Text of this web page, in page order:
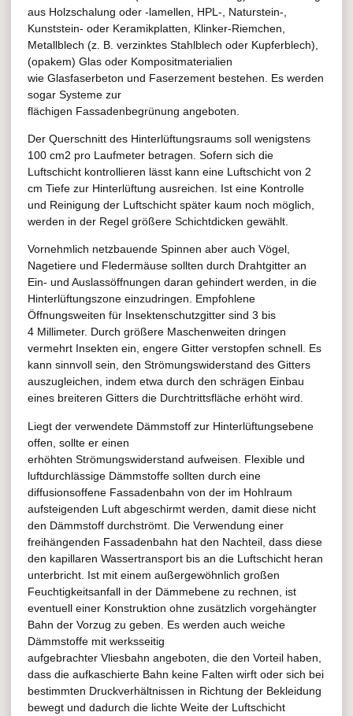
aus Holzschalung oder -lamellen, HPL-, Naturstein-,
Kunststein- oder Keramikplatten, Klinker-Riemchen,
Metallblech (z. B. verzinktes Stahlblech oder Kupferblech),
(opakem) Glas oder Kompositmaterialien
wie Glasfaserbeton und Faserzement bestehen. Es werden
sogar Systeme zur
flächigen Fassadenbegrünung angeboten.
Der Querschnitt des Hinterlüftungsraums soll wenigstens
100 cm2 pro Laufmeter betragen. Sofern sich die
Luftschicht kontrollieren lässt kann eine Luftschicht von 2
cm Tiefe zur Hinterlüftung ausreichen. Ist eine Kontrolle
und Reinigung der Luftschicht später kaum noch möglich,
werden in der Regel größere Schichtdicken gewählt.
Vornehmlich netzbauende Spinnen aber auch Vögel,
Nagetiere und Fledermäuse sollten durch Drahtgitter an
Ein- und Auslassöffnungen daran gehindert werden, in die
Hinterlüftungszone einzudringen. Empfohlene
Öffnungsweiten für Insektenschutzgitter sind 3 bis
4 Millimeter. Durch größere Maschenweiten dringen
vermehrt Insekten ein, engere Gitter verstopfen schnell. Es
kann sinnvoll sein, den Strömungswiderstand des Gitters
auszugleichen, indem etwa durch den schrägen Einbau
eines breiteren Gitters die Durchtrittsfläche erhöht wird.
Liegt der verwendete Dämmstoff zur Hinterlüftungsebene
offen, sollte er einen
erhöhten Strömungswiderstand aufweisen. Flexible und
luftdurchlässige Dämmstoffe sollten durch eine
diffusionsoffene Fassadenbahn von der im Hohlraum
aufsteigenden Luft abgeschirmt werden, damit diese nicht
den Dämmstoff durchströmt. Die Verwendung einer
freihängenden Fassadenbahn hat den Nachteil, dass diese
den kapillaren Wassertransport bis an die Luftschicht heran
unterbricht. Ist mit einem außergewöhnlich großen
Feuchtigkeitsanfall in der Dämmebene zu rechnen, ist
eventuell einer Konstruktion ohne zusätzlich vorgehängter
Bahn der Vorzug zu geben. Es werden auch weiche
Dämmstoffe mit werksseitig
aufgebrachter Vliesbahn angeboten, die den Vorteil haben,
dass die aufkaschierte Bahn keine Falten wirft oder sich bei
bestimmten Druckverhältnissen in Richtung der Bekleidung
bewegt und dadurch die lichte Weite der Luftschicht